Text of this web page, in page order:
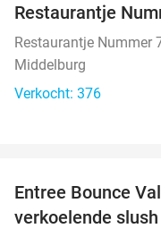
Restaurantje
Restaurantje Nummer
Middelburg
Verkocht: 376
Entree Bounce
verkoelende